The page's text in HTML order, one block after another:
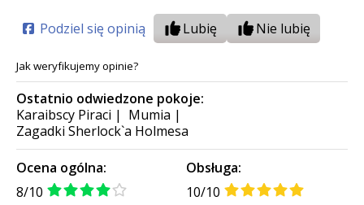
Podziel się opinią Lubię Nie lubię
Jak weryfikujemy opinie?
Ostatnio odwiedzone pokoje:
Karaibscy Piraci | Mumia |
Zagadki Sherlock`a Holmesa
Ocena ogólna:
8/10
Obsługa:
10/10